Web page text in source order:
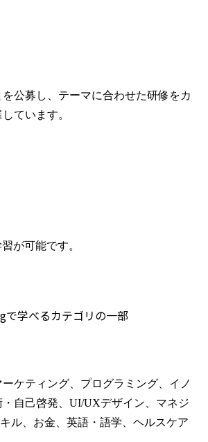
公募し、テーマに合わせた研修をカ
ています。
が可能です。
学べるカテゴリの一部
ケティング、プログラミング、イノ
自己啓発、UI/UXデザイン、マネジ
ル、お金、英語・語学、ヘルスケア